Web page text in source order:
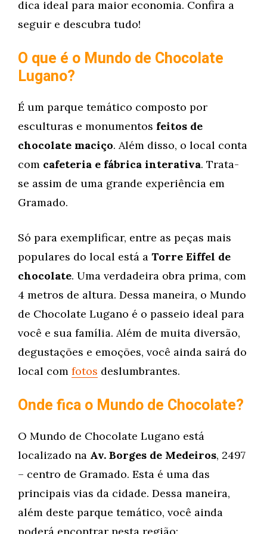
dica ideal para maior economia. Confira a
seguir e descubra tudo!
O que é o Mundo de Chocolate
Lugano?
É um parque temático composto por
esculturas e monumentos feitos de
chocolate maciço. Além disso, o local conta
com cafeteria e fábrica interativa. Trata-
se assim de uma grande experiência em
Gramado.
Só para exemplificar, entre as peças mais
populares do local está a Torre Eiffel de
chocolate. Uma verdadeira obra prima, com
4 metros de altura. Dessa maneira, o Mundo
de Chocolate Lugano é o passeio ideal para
você e sua família. Além de muita diversão,
degustações e emoções, você ainda sairá do
local com fotos deslumbrantes.
Onde fica o Mundo de Chocolate?
O Mundo de Chocolate Lugano está
localizado na Av. Borges de Medeiros, 2497
– centro de Gramado. Esta é uma das
principais vias da cidade. Dessa maneira,
além deste parque temático, você ainda